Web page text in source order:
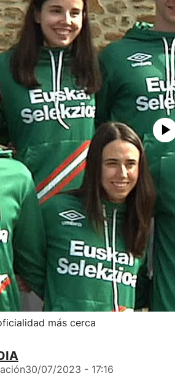
más cerca
30/07/2023 - 17:16